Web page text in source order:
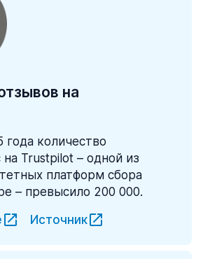
на
года количество
Trustpilot – одной из
платформ сбора
– превысило 200 000.
Источник